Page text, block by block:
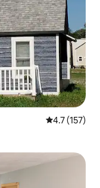
Calificación
4.7 (157)